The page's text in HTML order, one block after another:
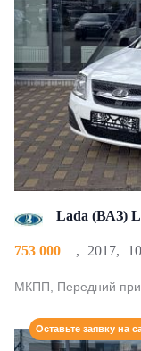
Lada (ВАЗ)
753 000 , 2017,
МКПП, Передний
Оставьте заявку на